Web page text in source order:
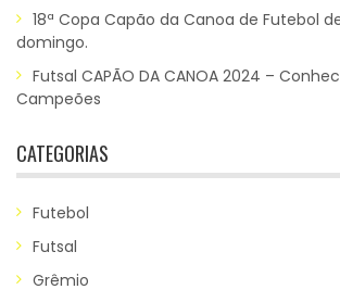
18ª Copa Capão da Canoa de Futebol
domingo.
Futsal CAPÃO DA CANOA 2024 –
Campeões
CATEGORIAS
Futebol
Futsal
Grêmio